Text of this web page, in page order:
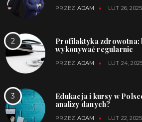
PRZEZ ADAM LUT 26, 2025
Profilaktyka zdrowotna:
wykonywać regularnie
PRZEZ ADAM LUT 24,
Edukacja i kursy w
analizy danych?
PRZEZ ADAM LUT 22, 2025